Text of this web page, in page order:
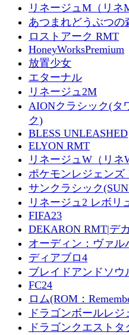
リネージュM（リネ
あつまれどうぶつの
ロストアーク RMT
HoneyWorksPremium
放置少女
エターナル
リネージュ2M
AIONクラシック(タ
ク)
BLESS UNLEASHED
ELYON RMT
リネージュW（リネ
ポケモンレジェンズ
サンクラシック
リネージュ2 レボリ
FIFA23
DEKARON RMT|デ
オーディン：ヴァ
ディアブロ4
ブレイドアンドソウ
FC24
ロム(ROM：
ドラゴンボールレジ
ドラゴンクエスト